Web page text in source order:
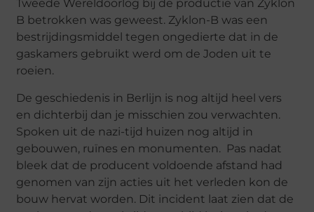
Tweede Wereldoorlog bij de productie van Zyklon
B betrokken was geweest. Zyklon-B was een
bestrijdingsmiddel tegen ongedierte dat in de
gaskamers gebruikt werd om de Joden uit te
roeien.
De geschiedenis in Berlijn is nog altijd heel vers
en dichterbij dan je misschien zou verwachten.
Spoken uit de nazi-tijd huizen nog altijd in
gebouwen, ruïnes en monumenten. Pas nadat
bleek dat de producent voldoende afstand had
genomen van zijn acties uit het verleden kon de
bouw hervat worden. Dit incident laat zien dat de